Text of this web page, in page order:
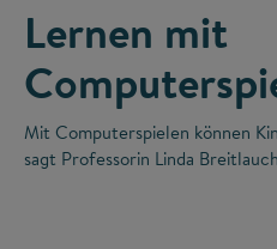
Lernen mit
Mit Computerspielen können
sagt Professorin Linda